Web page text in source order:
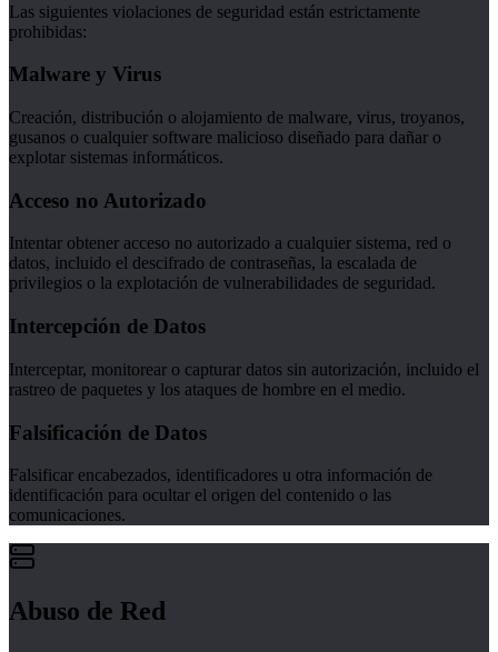
Las siguientes violaciones de seguridad están estrictamente
prohibidas:
Malware y Virus
Creación, distribución o alojamiento de malware, virus, troyanos,
gusanos o cualquier software malicioso diseñado para dañar o
explotar sistemas informáticos.
Acceso no Autorizado
Intentar obtener acceso no autorizado a cualquier sistema, red o
datos, incluido el descifrado de contraseñas, la escalada de
privilegios o la explotación de vulnerabilidades de seguridad.
Intercepción de Datos
Interceptar, monitorear o capturar datos sin autorización, incluido el
rastreo de paquetes y los ataques de hombre en el medio.
Falsificación de Datos
Falsificar encabezados, identificadores u otra información de
identificación para ocultar el origen del contenido o las
comunicaciones.
Abuso de Red